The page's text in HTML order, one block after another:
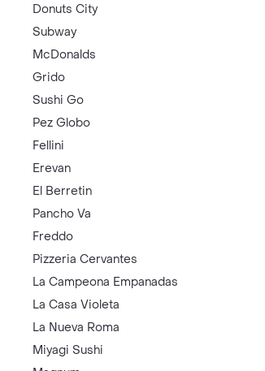
Donuts City
Subway
McDonalds
Grido
Sushi Go
Pez Globo
Fellini
Erevan
El Berretin
Pancho Va
Freddo
Pizzeria Cervantes
La Campeona Empanadas
La Casa Violeta
La Nueva Roma
Miyagi Sushi